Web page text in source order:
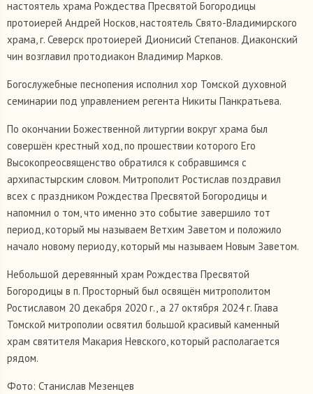
настоятель храма Рождества Пресвятой Богородицы
протоиерей Андрей Носков, настоятель Свято-Владимирского
храма, г. Северск протоиерей Дионисий Степанов. Диаконский
чин возглавил протодиакон Владимир Марков.
Богослужебные песнопения исполнил хор Томской духовной
семинарии под управлением регента Никиты Панкратьева.
По окончании Божественной литургии вокруг храма был
совершён крестный ход, по прошествии которого Его
Высокопреосвященство обратился к собравшимся с
архипастырским словом. Митрополит Ростислав поздравил
всех с праздником Рождества Пресвятой Богородицы и
напомнил о том, что именно это событие завершило тот
период, который мы называем Ветхим Заветом и положило
начало новому периоду, который мы называем Новым Заветом.
Небольшой деревянный храм Рождества Пресвятой
Богородицы в п. Просторный был освящён митрополитом
Ростиславом 20 декабря 2020 г., а 27 октября 2024 г. Глава
Томской митрополии освятил большой красивый каменный
храм святителя Макария Невского, который располагается
рядом.
Фото: Станислав Мезенцев